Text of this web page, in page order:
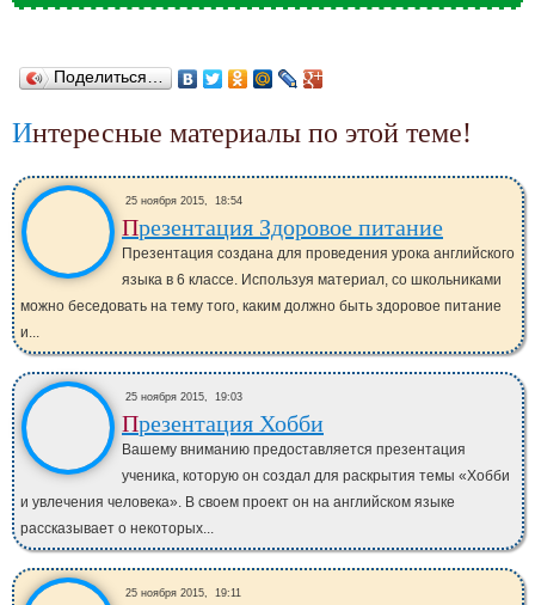
Поделиться…
Интересные материалы по этой теме!
25 ноября 2015, 18:54
Презентация Здоровое питание
Презентация создана для проведения урока английского
языка в 6 классе. Используя материал, со школьниками
можно беседовать на тему того, каким должно быть здоровое питание
и...
25 ноября 2015, 19:03
Презентация Хобби
Вашему вниманию предоставляется презентация
ученика, которую он создал для раскрытия темы «Хобби
и увлечения человека». В своем проект он на английском языке
рассказывает о некоторых...
25 ноября 2015, 19:11